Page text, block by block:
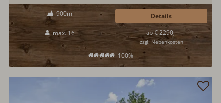
Die über 300 Jahre alte Berghütte am Haidberg wurde aufwendig und
liebevoll renoviert. Auf den großzügigen 250qm Wohnfläche, gibt es
Platz für 16 Hüttengäste. Eine Saunahütte ist vorhanden. Tolle
Aussichtslage mit traumhafter Aussicht...
900m
max. 16
100%
ab € 2290,-
zzgl. Nebenkosten
Details